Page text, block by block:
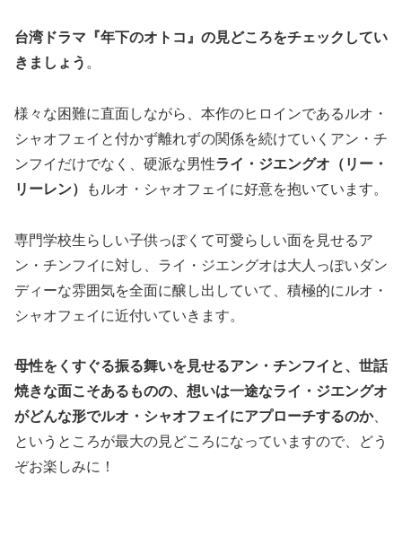
台湾ドラマ『年下のオトコ』の見どころをチェックしてい
きましょう 。
様々な困難に直面しながら、本作のヒロインであるルオ・
シャオフェイと付かず離れずの関係を続けていくアン・チ
ンフイだけでなく、硬派な男性ライ・ジエングオ（リー・
リーレン）
もルオ・シャオフェイに好意を抱いています。
専門学校生らしい子供っぽくて可愛らしい面を見せるア
ン・チンフイに対し、ライ・ジエングオは大人っぽいダン
ディーな雰囲気を全面に醸し出していて、積極的にルオ・
シャオフェイに近付いていきます。
母性をくすぐる振る舞いを見せるアン・チンフイと、世話
焼きな面こそあるものの、想いは一途なライ・ジエングオ
がどんな形でルオ・シャオフェイにアプローチするのか、
というところが最大の見どころになっていますので、どう
ぞお楽しみに！